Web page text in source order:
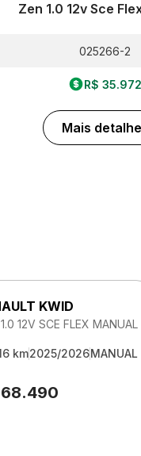
Zen 1.0 12v Sce
025266-2
R$ 35.972
Mais
KWID
12V SCE FLEX MANUAL
km2025/2026MANUAL
68.490